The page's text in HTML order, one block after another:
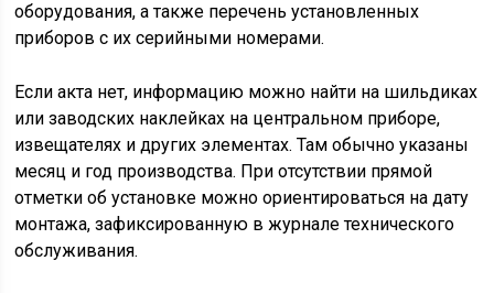
оборудования, а также перечень установленных
приборов с их серийными номерами.
Если акта нет, информацию можно найти на шильдиках
или заводских наклейках на центральном приборе,
извещателях и других элементах. Там обычно указаны
месяц и год производства. При отсутствии прямой
отметки об установке можно ориентироваться на дату
монтажа, зафиксированную в журнале технического
обслуживания.